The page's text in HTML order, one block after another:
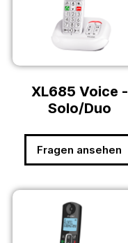
XL685 Voice -
Solo/Duo
Fragen ansehen